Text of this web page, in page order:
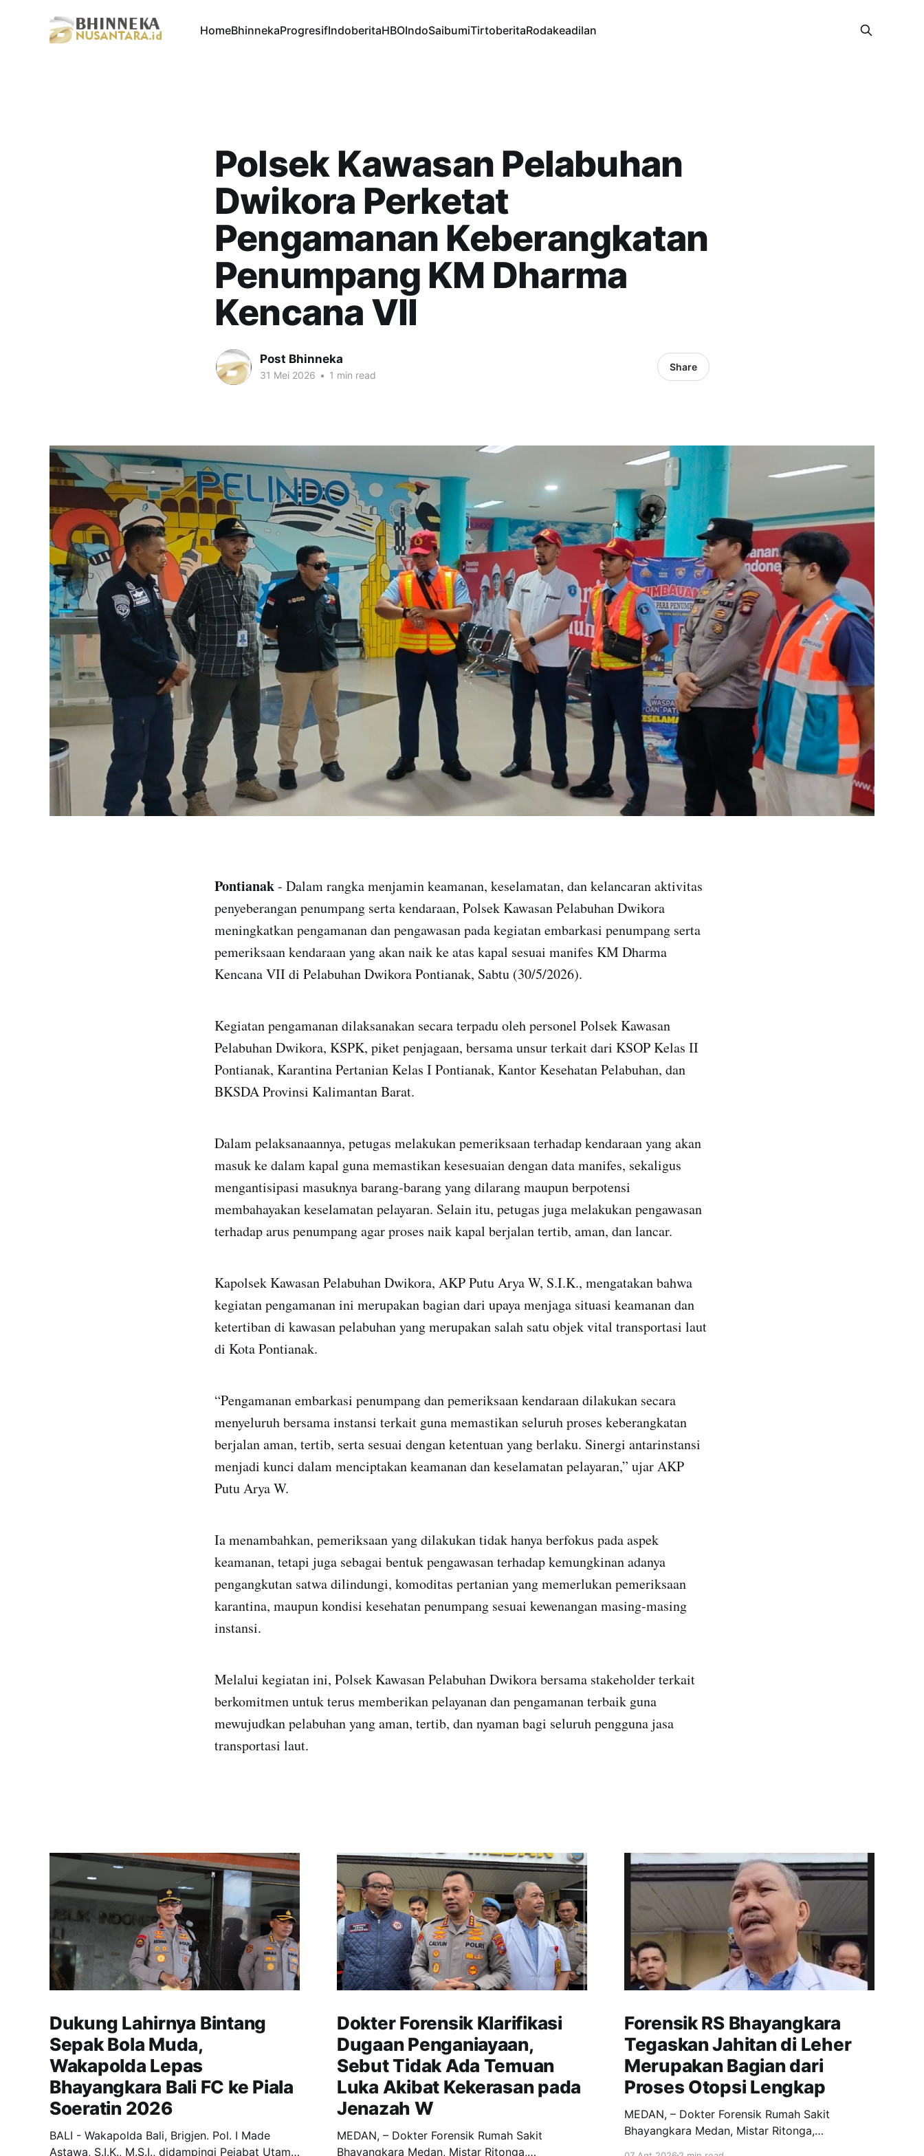
HomeBhinnekaProgresifIndoberitaHBOIndoSaibumiTirtoberitaRodakeadilan
Polsek Kawasan Pelabuhan
Dwikora Perketat
Pengamanan Keberangkatan
Penumpang KM Dharma
Kencana VII
Post Bhinneka
31 Mei 2026 • 1 min read
Share
Pontianak- Dalam rangka menjamin keamanan, keselamatan, dan kelancaran aktivitas
penyeberangan penumpang serta kendaraan, Polsek Kawasan Pelabuhan Dwikora
meningkatkan pengamanan dan pengawasan pada kegiatan embarkasi penumpang serta
pemeriksaan kendaraan yang akan naik ke atas kapal sesuai manifes KM Dharma
Kencana VII di Pelabuhan Dwikora Pontianak, Sabtu (30/5/2026).
Kegiatan pengamanan dilaksanakan secara terpadu oleh personel Polsek Kawasan
Pelabuhan Dwikora, KSPK, piket penjagaan, bersama unsur terkait dari KSOP Kelas II
Pontianak, Karantina Pertanian Kelas I Pontianak, Kantor Kesehatan Pelabuhan, dan
BKSDA Provinsi Kalimantan Barat.
Dalam pelaksanaannya, petugas melakukan pemeriksaan terhadap kendaraan yang akan
masuk ke dalam kapal guna memastikan kesesuaian dengan data manifes, sekaligus
mengantisipasi masuknya barang-barang yang dilarang maupun berpotensi
membahayakan keselamatan pelayaran. Selain itu, petugas juga melakukan pengawasan
terhadap arus penumpang agar proses naik kapal berjalan tertib, aman, dan lancar.
Kapolsek Kawasan Pelabuhan Dwikora, AKP Putu Arya W, S.I.K., mengatakan bahwa
kegiatan pengamanan ini merupakan bagian dari upaya menjaga situasi keamanan dan
ketertiban di kawasan pelabuhan yang merupakan salah satu objek vital transportasi laut
di Kota Pontianak.
“Pengamanan embarkasi penumpang dan pemeriksaan kendaraan dilakukan secara
menyeluruh bersama instansi terkait guna memastikan seluruh proses keberangkatan
berjalan aman, tertib, serta sesuai dengan ketentuan yang berlaku. Sinergi antarinstansi
menjadi kunci dalam menciptakan keamanan dan keselamatan pelayaran,” ujar AKP
Putu Arya W.
Ia menambahkan, pemeriksaan yang dilakukan tidak hanya berfokus pada aspek
keamanan, tetapi juga sebagai bentuk pengawasan terhadap kemungkinan adanya
pengangkutan satwa dilindungi, komoditas pertanian yang memerlukan pemeriksaan
karantina, maupun kondisi kesehatan penumpang sesuai kewenangan masing-masing
instansi.
Melalui kegiatan ini, Polsek Kawasan Pelabuhan Dwikora bersama stakeholder terkait
berkomitmen untuk terus memberikan pelayanan dan pengamanan terbaik guna
mewujudkan pelabuhan yang aman, tertib, dan nyaman bagi seluruh pengguna jasa
transportasi laut.
Dukung Lahirnya Bintang
Sepak Bola Muda,
Wakapolda Lepas
Bhayangkara Bali FC ke Piala
Soeratin 2026
BALI - Wakapolda Bali, Brigjen. Pol. I Made
Astawa, S.I.K., M.S.I., didampingi Pejabat Utama
Dokter Forensik Klarifikasi
Dugaan Penganiayaan,
Sebut Tidak Ada Temuan
Luka Akibat Kekerasan pada
Jenazah W
MEDAN, – Dokter Forensik Rumah Sakit
Bhayangkara Medan, Mistar Ritonga,
Forensik RS Bhayangkara
Tegaskan Jahitan di Leher
Merupakan Bagian dari
Proses Otopsi Lengkap
MEDAN, – Dokter Forensik Rumah Sakit
Bhayangkara Medan, Mistar Ritonga,